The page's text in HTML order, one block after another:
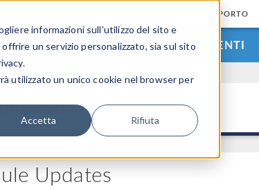
informazioni sull'utilizzo del sito e
un servizio personalizzato, sia sul sito
utilizzato un unico cookie nel browser per
Accetta Rifiuta
CENTRO DI SUPPORTO
GALLERIA DEI VIDEO EVENTI
5.6
Updates